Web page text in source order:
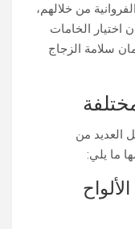
من خلالهم،
الخامات
سلامة الزجاج
العديد من
ما يلي: